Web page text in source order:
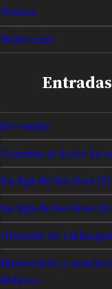
Videos
Webcomic
De vuelta
Canción al dolor de
La liga de los feos (2)
La liga de los feos (1)
Glosario de
Bienvenido y
México